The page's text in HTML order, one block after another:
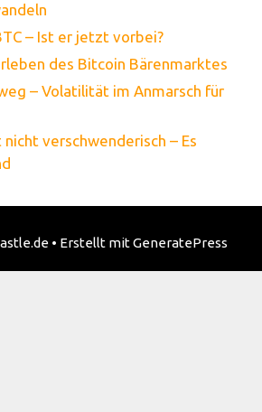
– Ist er jetzt vorbei?
des Bitcoin Bärenmarktes
– Volatilität im Anmarsch für
verschwenderisch – Es
• Erstellt mitGeneratePress